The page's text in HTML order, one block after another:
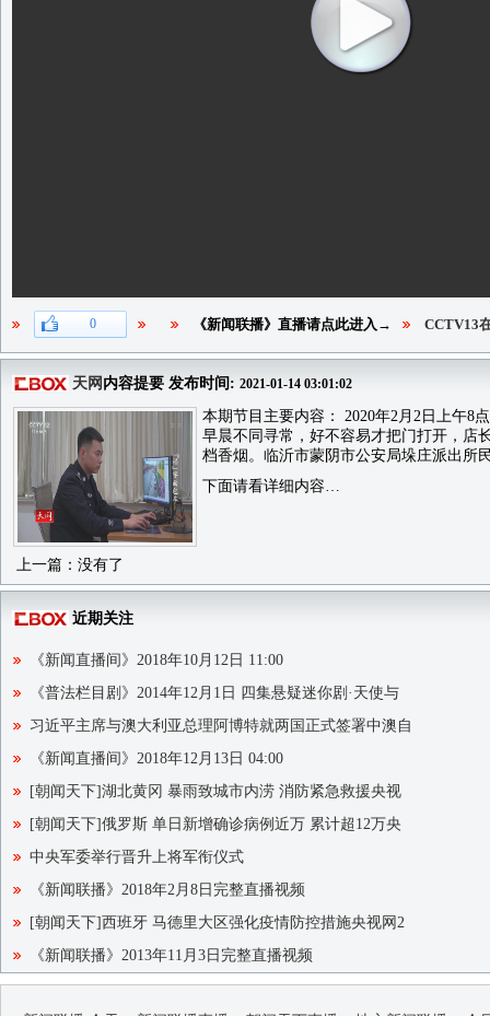
0 《新闻联播》直播请点此进入→ CCTV13
天网 内容提要 发布时间: 2021-01-14 03:01:02
本期节目主要内容： 2020年2月2日上午8
早晨不同寻常，好不容易才把门打开，店
档香烟。临沂市蒙阴市公安局垛庄派出所
下面请看详细内容…
上一篇：没有了
近期关注
《新闻直播间》2018年10月12日 11:00
《普法栏目剧》2014年12月1日 四集悬疑迷你剧·天使与
习近平主席与澳大利亚总理阿博特就两国正式签署中澳自
《新闻直播间》2018年12月13日 04:00
[朝闻天下]湖北黄冈 暴雨致城市内涝 消防紧急救援央视
[朝闻天下]俄罗斯 单日新增确诊病例近万 累计超12万央
中央军委举行晋升上将军衔仪式
《新闻联播》2018年2月8日完整直播视频
[朝闻天下]西班牙 马德里大区强化疫情防控措施央视网2
《新闻联播》2013年11月3日完整直播视频